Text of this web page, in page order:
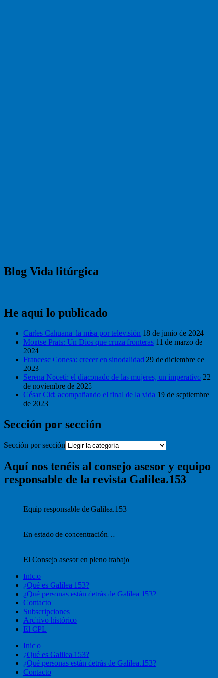
Blog Vida litúrgica
He aquí lo publicado
Carles Cahuana: la misa por televisión 18 de junio de 2024
Montse Prats: Un Dios que cruza fronteras 11 de marzo de
2024
Francesc Conesa: crecer en sinodalidad 29 de diciembre de
2023
Serena Noceti: el diaconado de las mujeres, un imperativo 22
de noviembre de 2023
César Cid: acompañando el final de la vida 19 de septiembre
de 2023
Sección por sección
Sección por sección
Aquí nos tenéis al consejo asesor y equipo
responsable de la revista Galilea.153
Equip responsable de Galilea.153
En estado de concentración…
El Consejo asesor en pleno trabajo
Inicio
¿Qué es Galilea.153?
¿Qué personas están detrás de Galilea.153?
Contacto
Subscripciones
Archivo histórico
El CPL
Inicio
¿Qué es Galilea.153?
¿Qué personas están detrás de Galilea.153?
Contacto